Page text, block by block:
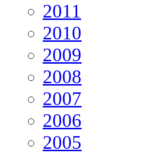
2011
2010
2009
2008
2007
2006
2005